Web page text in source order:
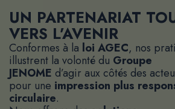
UN PARTENARIAT
VERS L’AVENIR
Conformes à la loi AGEC, nos
illustrent la volonté du Groupe
JENOME d’agir aux côtés des
pour une impression plus
circulaire.